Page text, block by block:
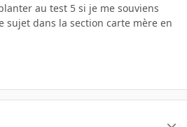
au test 5 si je me souviens
sujet dans la section carte mère en